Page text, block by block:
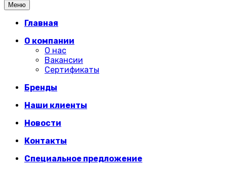
Меню
Главная
О компании
О нас
Вакансии
Сертификаты
Бренды
Наши клиенты
Новости
Контакты
Специальное предложение